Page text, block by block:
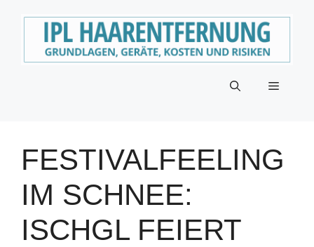
Menü
FESTIVALFEELING
IM SCHNEE:
ISCHGL FEIERT